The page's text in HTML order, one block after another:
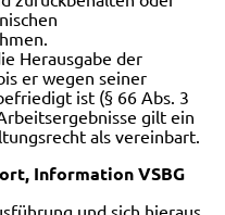
Herausgabe der
er wegen seiner
ist (§ 66 Abs. 3
gilt ein
als vereinbart.
Information VSBG
und sich hieraus